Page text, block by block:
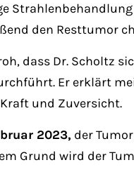
den Resttumor
dass Dr. Scholtz
Er erklärt
und Zuversicht.
2023, der
Grund wird der